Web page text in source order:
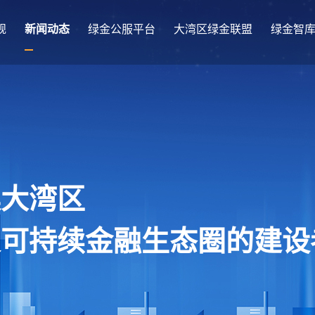
新闻动态 绿金公服平台 大湾区绿金联盟 绿金智库
湾区
持续金融生态圈的建